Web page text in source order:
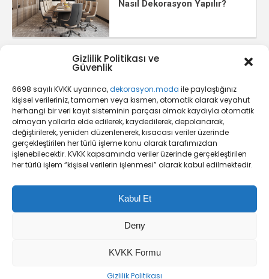
Gizlilik Politikası ve
Güvenlik
6698 sayılı KVKK uyarınca,dekorasyon.moda ile paylaştığınız
kişisel verileriniz, tamamen veya kısmen, otomatik olarak veyahut
herhangi bir veri kayıt sisteminin parçası olmak kaydıyla otomatik
olmayan yollarla elde edilerek, kaydedilerek, depolanarak,
değiştirilerek, yeniden düzenlenerek, kısacası veriler üzerinde
gerçekleştirilen her türlü işleme konu olarak tarafımızdan
işlenebilecektir. KVKK kapsamında veriler üzerinde gerçekleştirilen
her türlü işlem “kişisel verilerin işlenmesi” olarak kabul edilmektedir.
Kabul Et
Deny
KVKK Formu
Gizlilik Politikası
Nasıl Dekorasyon Yapılır?
Türkiye’de Tek Aquanit
Oda Dekorasyonu Nedir?